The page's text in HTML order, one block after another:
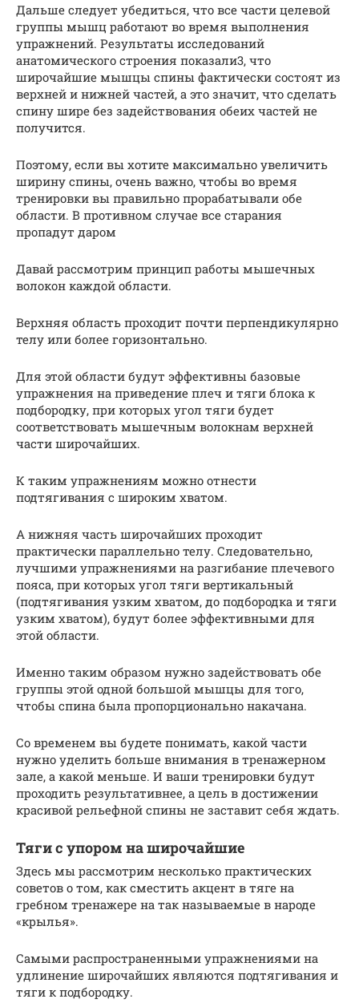
Дальше следует убедиться, что все части целевой
группы мышц работают во время выполнения
упражнений. Результаты исследований
анатомического строения показали3, что
широчайшие мышцы спины фактически состоят из
верхней и нижней частей, а это значит, что сделать
спину шире без задействования обеих частей не
получится.
Поэтому, если вы хотите максимально увеличить
ширину спины, очень важно, чтобы во время
тренировки вы правильно прорабатывали обе
области. В противном случае все старания
пропадут даром
Давай рассмотрим принцип работы мышечных
волокон каждой области.
Верхняя область проходит почти перпендикулярно
телу или более горизонтально.
Для этой области будут эффективны базовые
упражнения на приведение плеч и тяги блока к
подбородку, при которых угол тяги будет
соответствовать мышечным волокнам верхней
части широчайших.
К таким упражнениям можно отнести
подтягивания с широким хватом.
А нижняя часть широчайших проходит
практически параллельно телу. Следовательно,
лучшими упражнениями на разгибание плечевого
пояса, при которых угол тяги вертикальный
(подтягивания узким хватом, до подбородка и тяги
узким хватом), будут более эффективными для
этой области.
Именно таким образом нужно задействовать обе
группы этой одной большой мышцы для того,
чтобы спина была пропорционально накачана.
Со временем вы будете понимать, какой части
нужно уделить больше внимания в тренажерном
зале, а какой меньше. И ваши тренировки будут
проходить результативнее, а цель в достижении
красивой рельефной спины не заставит себя ждать.
Тяги с упором на широчайшие
Здесь мы рассмотрим несколько практических
советов о том, как сместить акцент в тяге на
гребном тренажере на так называемые в народе
«крылья».
Самыми распространенными упражнениями на
удлинение широчайших являются подтягивания и
тяги к подбородку.